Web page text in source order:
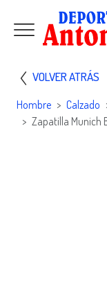
VOLVER ATRÁS
Hombre Calzado
Zapatilla Munich